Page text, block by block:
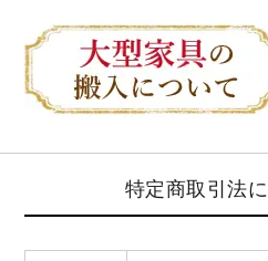
特定商取引法